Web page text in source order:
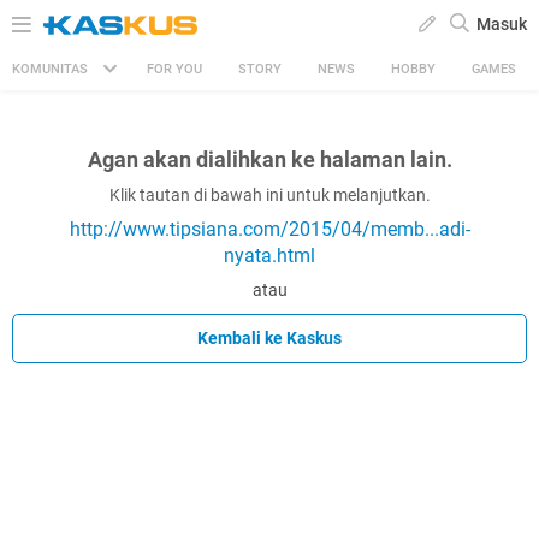
Masuk
KOMUNITAS FOR YOU STORY NEWS HOBBY GAMES
Agan akan dialihkan ke halaman lain.
Klik tautan di bawah ini untuk melanjutkan.
http://www.tipsiana.com/2015/04/memb...adi-
nyata.html
atau
Kembali ke Kaskus